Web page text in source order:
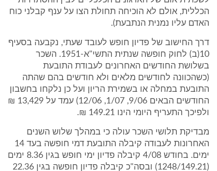
הכללית, אולם לא הוכיחה תחולת הצו על ענף קבלני כוח
האדם עליו נמנית הנתבעת).
דרך החישוב של פדיון חופש לעובד שעתי, נקבעה בסעיף
10(ב) לחוק חופשה שנתית התשי"א-1951. השכר
בשלושת החודשים האחרונים לעבודת התובעת
(כשהכוונה לחודשים מלאים ולא חודשים בהם שהתה
התובעת במחלה או בשמירת הריון ועל כן נלקחו בחשבון
החודשים הבאים 9/06, 1/07, 12/06) עמד על 13,429 ₪
ולפיכך התעריף היומי הינו 149.21 ₪.
מבדיקת תלושי השכר עולה כי במהלך שלוש השנים
האחרונות לעבודה קיבלה התובעת דמי חופשה בעד 14
ימים. בחודש 4/08 קיבלה פדיון ימי חופש בגין 8.36 ימים
(1248/149.21) ובסה"כ קיבלה פדיון חופשה בגין 22.36